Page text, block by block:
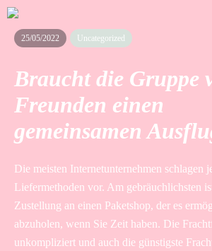
25/05/2022 Uncategorized
Braucht die Gruppe
Freunden einen
gemeinsamen
Die meisten Internetunternehmen schlagen
Liefermethoden vor. Am gebräuchlichsten
Zustellung an einen Paketshop, der es
abzuholen, wenn Sie Zeit haben. Die
unkompliziert und auch die günstigste